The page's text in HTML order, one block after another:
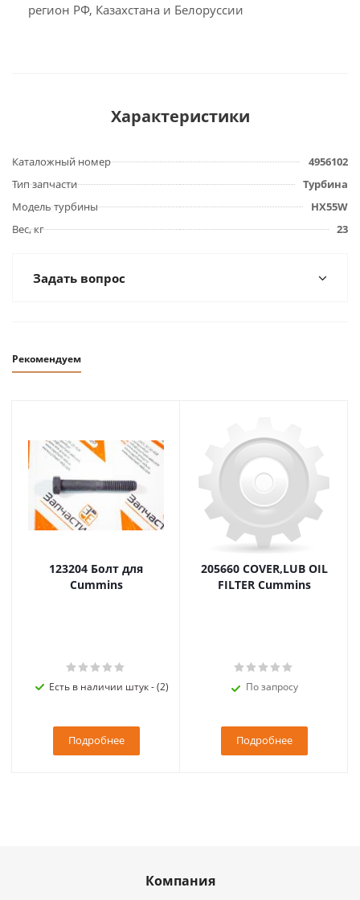
регион РФ, Казахстана и Белоруссии
Характеристики
Каталожный номер
4956102
Тип запчасти
Турбина
Модель турбины
HX55W
Вес, кг
23
Задать вопрос
Рекомендуем
123204 Болт для
Cummins
Есть в наличии штук - (2)
Подробнее
205660 COVER,LUB OIL
FILTER Cummins
По запросу
Подробнее
Компания